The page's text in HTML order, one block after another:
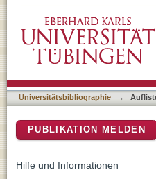
Universitätsbibliographie →
PUBLIKATION MELDEN
Hilfe und Informationen